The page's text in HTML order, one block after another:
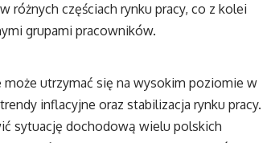
częściach rynku pracy, co z kolei
grupami pracowników.
utrzymać się na wysokim poziomie w
inflacyjne oraz stabilizacja rynku pracy.
sytuację dochodową wielu polskich